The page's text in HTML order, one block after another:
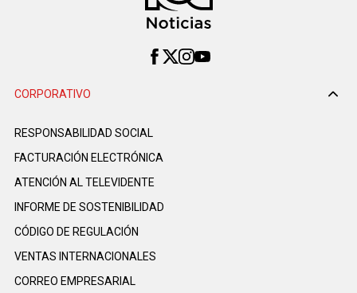
CORPORATIVO
RESPONSABILIDAD SOCIAL
FACTURACIÓN ELECTRÓNICA
ATENCIÓN AL TELEVIDENTE
INFORME DE SOSTENIBILIDAD
CÓDIGO DE REGULACIÓN
VENTAS INTERNACIONALES
CORREO EMPRESARIAL